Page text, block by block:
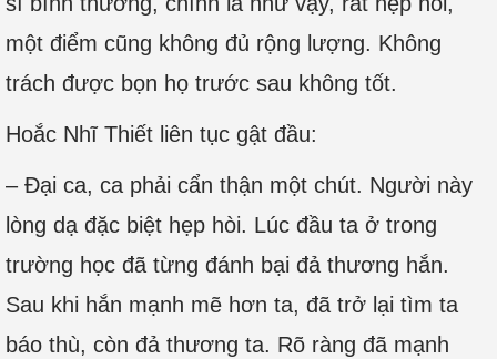
một điểm cũng không đủ rộng lượng. Không
trách được bọn họ trước sau không tốt.
Hoắc Nhĩ Thiết liên tục gật đầu:
– Đại ca, ca phải cẩn thận một chút. Người này
lòng dạ đặc biệt hẹp hòi. Lúc đầu ta ở trong
trường học đã từng đánh bại đả thương hắn.
Sau khi hắn mạnh mẽ hơn ta, đã trở lại tìm ta
báo thù, còn đả thương ta. Rõ ràng đã mạnh